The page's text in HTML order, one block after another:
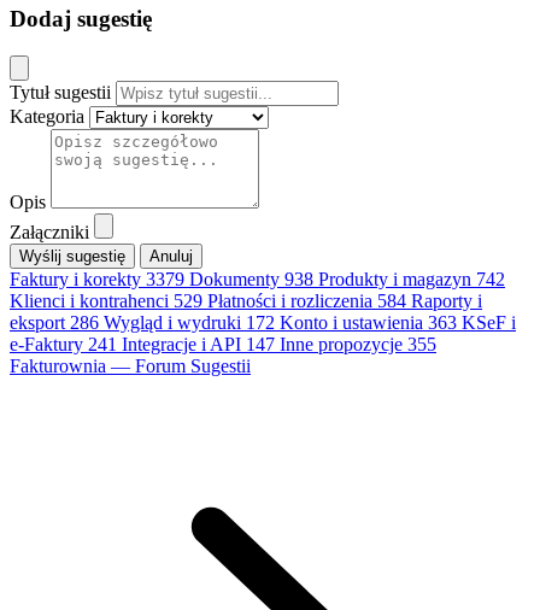
Dodaj sugestię
Tytuł sugestii
Kategoria
Opis
Załączniki
Anuluj
Faktury i korekty 3379 Dokumenty 938 Produkty i magazyn 742
Klienci i kontrahenci 529 Płatności i rozliczenia 584 Raporty i
eksport 286 Wygląd i wydruki 172 Konto i ustawienia 363 KSeF i
e-Faktury 241 Integracje i API 147 Inne propozycje 355
Fakturownia — Forum Sugestii